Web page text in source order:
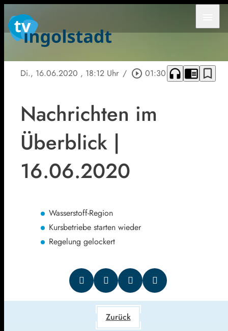
Di., 16.06.2020 , 18:12 Uhr / play_circle_outline 01:30 headphones chrome_reader_mode bookmark_border
Nachrichten im
Überblick |
16.06.2020
Wasserstoff-Region
Kursbetriebe starten wieder
Regelung gelockert
Zurück